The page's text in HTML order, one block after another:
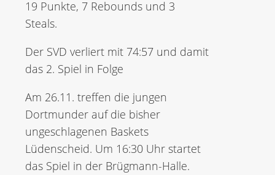
19 Punkte, 7 Rebounds und 3
Steals.
Der SVD verliert mit 74:57 und damit
das 2. Spiel in Folge
Am 26.11. treffen die jungen
Dortmunder auf die bisher
ungeschlagenen Baskets
Lüdenscheid. Um 16:30 Uhr startet
das Spiel in der Brügmann-Halle.